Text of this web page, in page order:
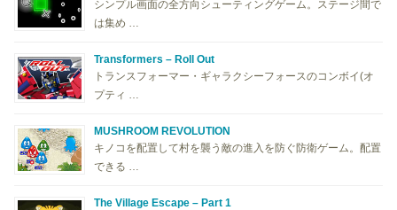
シンプル画面の全方向シューティングゲーム。ステージ間で
は集め …
Transformers – Roll Out
トランスフォーマー・ギャラクシーフォースのコンボイ(オ
プティ …
MUSHROOM REVOLUTION
キノコを配置して村を襲う敵の進入を防ぐ防衛ゲーム。配置
できる …
The Village Escape – Part 1